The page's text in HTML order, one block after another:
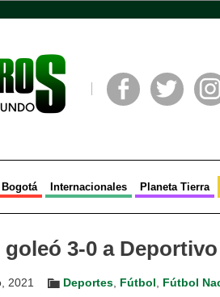
Bogotá Internacionales Planeta Tierra
3-0 a
2021 Deportes Fútbol Fútbol